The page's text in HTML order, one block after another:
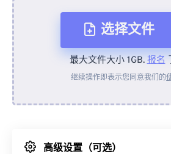
选择文件
从设备
最大文件大小 1GB.报名
继续操作即表示您同意我们的
高级设置（可选）